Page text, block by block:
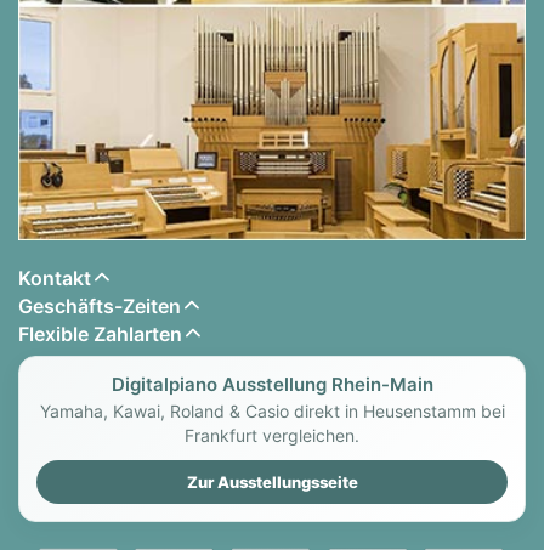
Kontakt
Geschäfts-Zeiten
Flexible Zahlarten
Digitalpiano Ausstellung Rhein-Main
Yamaha, Kawai, Roland & Casio direkt in Heusenstamm bei
Frankfurt vergleichen.
Zur Ausstellungsseite